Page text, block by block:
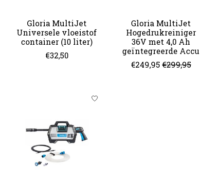
Gloria MultiJet
Universele vloeistof
container (10 liter)
€32,50
Gloria MultiJet
Hogedrukreiniger
36V met 4,0 Ah
geïntegreerde Accu
€249,95 €299,95